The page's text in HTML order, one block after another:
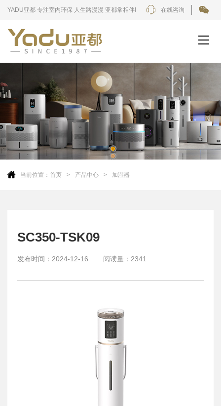
YADU亚都 专注室内环保 人生路漫漫 亚都常相伴! 在线咨询
当前位置： 首页 产品中心 加湿器
SC350-TSK09
发布时间： 2024-12-16 阅读量： 2341